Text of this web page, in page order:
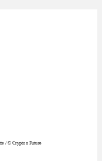
/ © Crypton Future